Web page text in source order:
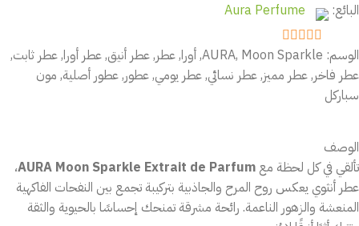
البائع: Aura Perfume
5
out of 5
الوسم: AURA, Moon Sparkle
,أورا,عطر,عطر أنيق,عطر أورا,عطر ثابت,
عطر فاخر,عطر مميز,عطر نسائي,عطر يومي,عطور,عطور أصلية, مون
سباركل
الوصف
تألقي في كل لحظة مع AURA Moon Sparkle Extrait de Parfum،
عطر أنثوي يعكس روح المرح والجاذبية بتركيبة تجمع بين النفحات الفاكهية
المنعشة والزهور الناعمة. رائحة مشرقة تمنحك إحساسًا بالحيوية والثقة